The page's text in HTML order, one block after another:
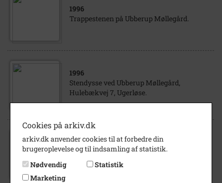
1996
Trappestenen på Ubberup Møllegård.
1996
Stendysse ved Ubberup Møllegård,
Hulebækvej 7, Ugerløse.
1996
Stendysse ved Ubberup Møllegård,
Hulebækvej 7, Ugerløse.
Cookies på arkiv.dk
arkiv.dk anvender cookies til at forbedre din
brugeroplevelse og til indsamling af statistik.
Nødvendig
Statistik
Marketing